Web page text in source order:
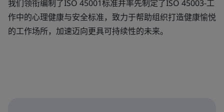
我们领衔编制了ISO 45001标准并率先制定了ISO 45003-工
作中的心理健康与安全标准，致力于帮助组织打造健康愉悦
的工作场所，加速迈向更具可持续性的未来。